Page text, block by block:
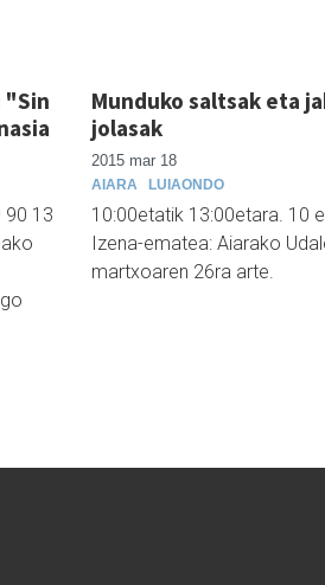
"Sin
90 13
Munduko saltsak eta
jolasak
2015 mar 18
AIARA LUIAONDO
10:00etatik 13:00etara. 10
Izena-ematea: Aiarako
martxoaren 26ra arte.